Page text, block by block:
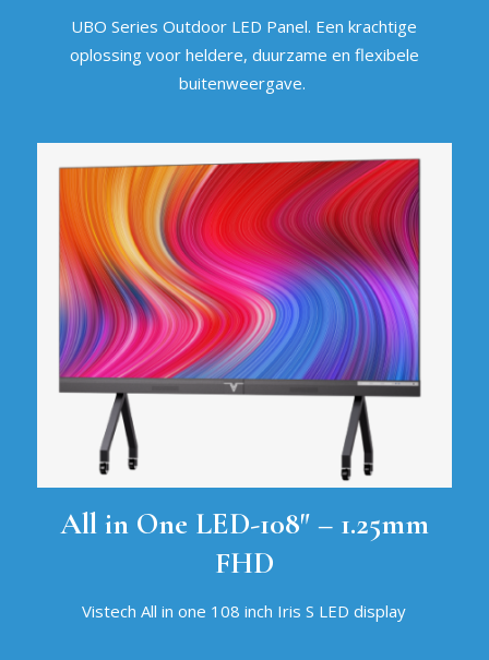
UBO Series Outdoor LED Panel. Een krachtige
oplossing voor heldere, duurzame en flexibele
buitenweergave.
All in One LED-108″ – 1.25mm
FHD
Vistech All in one 108 inch Iris S LED display